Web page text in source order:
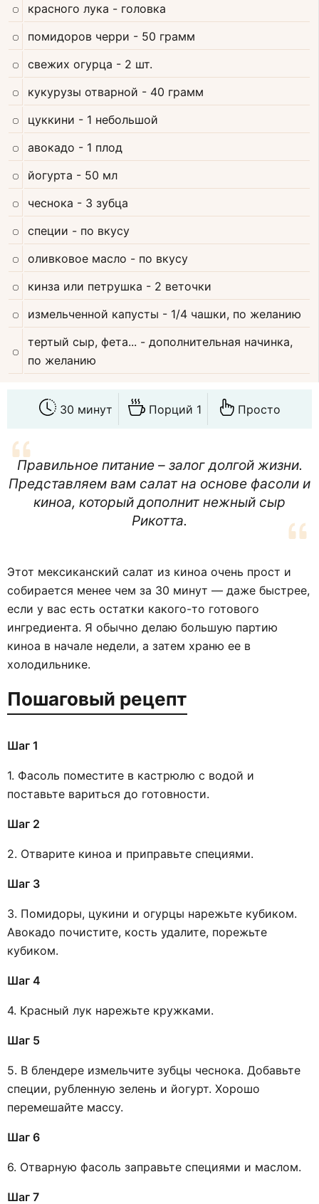
красного лука - головка
помидоров черри - 50 грамм
свежих огурца - 2 шт.
кукурузы отварной - 40 грамм
цуккини - 1 небольшой
авокадо - 1 плод
йогурта - 50 мл
чеснока - 3 зубца
специи - по вкусу
оливковое масло - по вкусу
кинза или петрушка - 2 веточки
измельченной капусты - 1/4 чашки, по желанию
тертый сыр, фета... - дополнительная начинка,
по желанию
30 минут Порций 1 Просто
Правильное питание – залог долгой жизни.
Представляем вам салат на основе фасоли и
киноа, который дополнит нежный сыр
Рикотта.
Этот мексиканский салат из киноа очень прост и
собирается менее чем за 30 минут — даже быстрее,
если у вас есть остатки какого-то готового
ингредиента. Я обычно делаю большую партию
киноа в начале недели, а затем храню ее в
холодильнике.
Пошаговый рецепт
Шаг 1
1. Фасоль поместите в кастрюлю с водой и
поставьте вариться до готовности.
Шаг 2
2. Отварите киноа и приправьте специями.
Шаг 3
3. Помидоры, цукини и огурцы нарежьте кубиком.
Авокадо почистите, кость удалите, порежьте
кубиком.
Шаг 4
4. Красный лук нарежьте кружками.
Шаг 5
5. В блендере измельчите зубцы чеснока. Добавьте
специи, рубленную зелень и йогурт. Хорошо
перемешайте массу.
Шаг 6
6. Отварную фасоль заправьте специями и маслом.
Шаг 7